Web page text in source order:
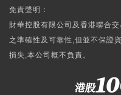
免責聲明：
財華控股有限公司及香港聯合
之準確性及可靠性,但並不保證
損失,本公司概不負責。